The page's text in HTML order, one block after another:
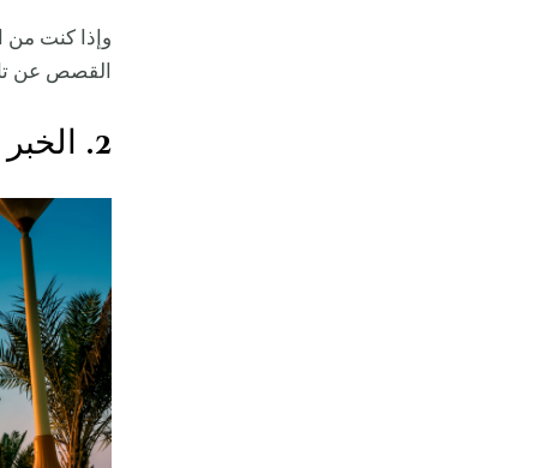
وإذا كنت من
القصص عن
2. الخبر